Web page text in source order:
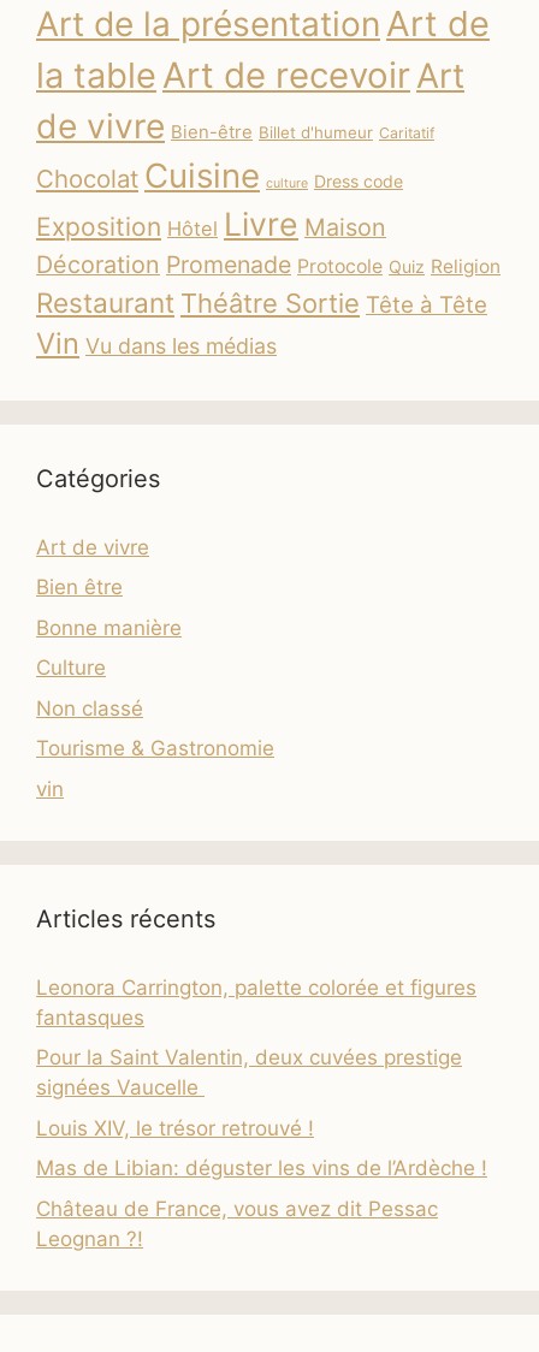
Art de la présentation Art de
la table Art de recevoirArt
de vivre Bien-être Billet d'humeur Caritatif
Chocolat Cuisine culture Dress code
Exposition Hôtel Livre Maison
Décoration Promenade Protocole Quiz Religion
Restaurant Théâtre Sortie Tête à Tête
Vin Vu dans les médias
Catégories
Art de vivre
Bien être
Bonne manière
Culture
Non classé
Tourisme & Gastronomie
vin
Articles récents
Leonora Carrington, palette colorée et figures
fantasques
Pour la Saint Valentin, deux cuvées prestige
signées Vaucelle
Louis XIV, le trésor retrouvé !
Mas de Libian: déguster les vins de l’Ardèche !
Château de France, vous avez dit Pessac
Leognan ?!